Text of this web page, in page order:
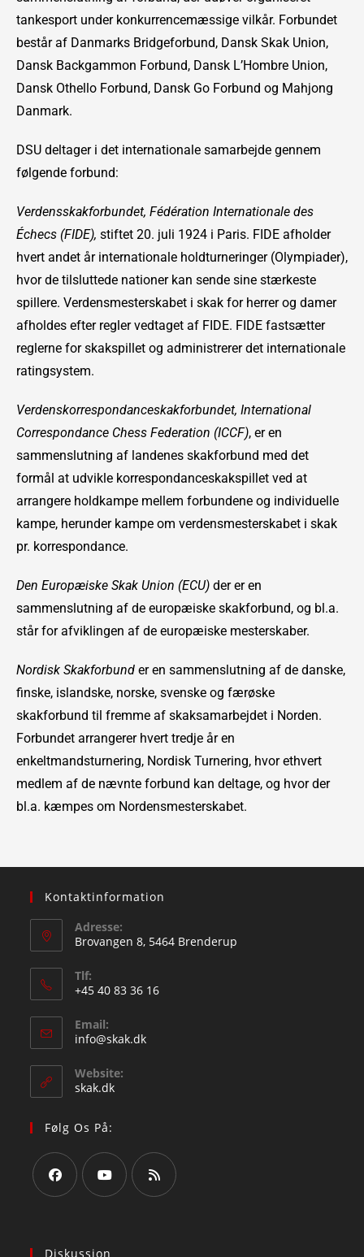
tankesport under konkurrencemæssige vilkår. Forbundet
består af Danmarks Bridgeforbund, Dansk Skak Union,
Dansk Backgammon Forbund, Dansk L’Hombre Union,
Dansk Othello Forbund, Dansk Go Forbund og Mahjong
Danmark.
DSU deltager i det internationale samarbejde gennem
følgende forbund:
Verdensskakforbundet, Fédération Internationale des
Échecs (FIDE), stiftet 20. juli 1924 i Paris. FIDE afholder
hvert andet år internationale holdturneringer (Olympiader),
hvor de tilsluttede nationer kan sende sine stærkeste
spillere. Verdensmesterskabet i skak for herrer og damer
afholdes efter regler vedtaget af FIDE. FIDE fastsætter
reglerne for skakspillet og administrerer det internationale
ratingsystem.
Verdenskorrespondanceskakforbundet, International
Correspondance Chess Federation (ICCF), er en
sammenslutning af landenes skakforbund med det
formål at udvikle korrespondanceskakspillet ved at
arrangere holdkampe mellem forbundene og individuelle
kampe, herunder kampe om verdensmesterskabet i skak
pr. korrespondance.
Den Europæiske Skak Union (ECU) der er en
sammenslutning af de europæiske skakforbund, og bl.a.
står for afviklingen af de europæiske mesterskaber.
Nordisk Skakforbund er en sammenslutning af de danske,
finske, islandske, norske, svenske og færøske
skakforbund til fremme af skaksamarbejdet i Norden.
Forbundet arrangerer hvert tredje år en
enkeltmandsturnering, Nordisk Turnering, hvor ethvert
medlem af de nævnte forbund kan deltage, og hvor der
bl.a. kæmpes om Nordensmesterskabet.
Kontaktinformation
Adresse:
Brovangen 8, 5464 Brenderup
Tlf:
+45 40 83 36 16
Email:
info@skak.dk
Website:
skak.dk
Følg Os På:
Diskussion